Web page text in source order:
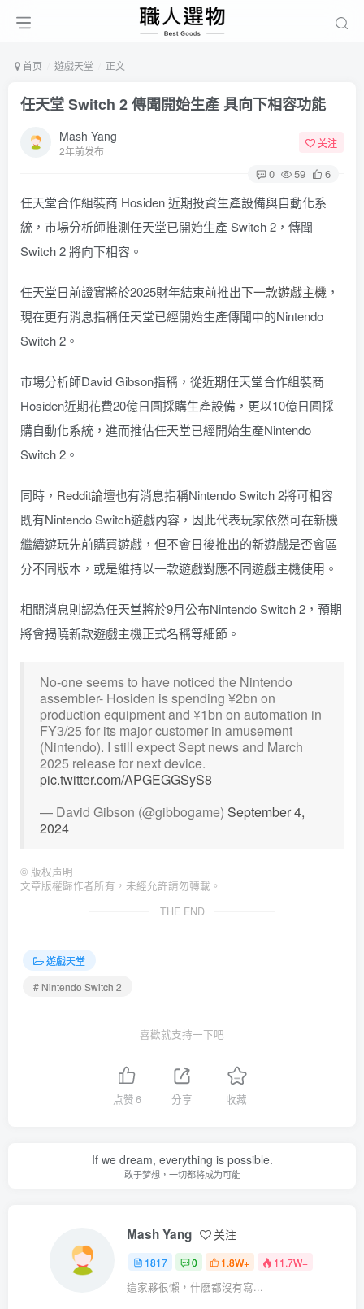
首页 遊戲天堂 正文
任天堂 Switch 2 傳聞開始生產 具向下相容功能
Mash Yang
2年前发布
关注
0 59 6
任天堂合作組裝商 Hosiden 近期投資生產設備與自動化系
統，市場分析師推測任天堂已開始生產 Switch 2，傳聞
Switch 2 將向下相容。
任天堂日前證實將於2025財年結束前推出下一款遊戲主機 ，
現在更有消息指稱任天堂已經開始生產傳聞中的Nintendo
Switch 2。
市場分析師David Gibson指稱，從近期任天堂合作組裝商
Hosiden近期花費20億日圓採購生產設備，更以10億日圓採
購自動化系統，進而推估任天堂已經開始生產Nintendo
Switch 2。
同時， Reddit論壇也有消息指稱Nintendo Switch 2將可相容
既有Nintendo Switch遊戲內容，因此代表玩家依然可在新機
繼續遊玩先前購買遊戲，但不會日後推出的新遊戲是否會區
分不同版本，或是維持以一款遊戲對應不同遊戲主機使用。
相關消息則認為任天堂將於9月公布Nintendo Switch 2，預期
將會揭曉新款遊戲主機正式名稱等細節。
No-one seems to have noticed the Nintendo
assembler- Hosiden is spending ¥2bn on
production equipment and ¥1bn on automation in
FY3/25 for its major customer in amusement
(Nintendo). I still expect Sept news and March
2025 release for next device.
pic.twitter.com/APGEGGSyS8
— David Gibson (@gibbogame) September 4,
2024
© 版权声明
文章版權歸作者所有，未經允許請勿轉載。
THE END
遊戲天堂
# Nintendo Switch 2
喜歡就支持一下吧
点赞6 分享 收藏
If we dream, everything is possible.
敢于梦想，一切都将成为可能
Mash Yang 关注
1817 0 1.8W+ 11.7W+
這家夥很懶，什麽都沒有寫...